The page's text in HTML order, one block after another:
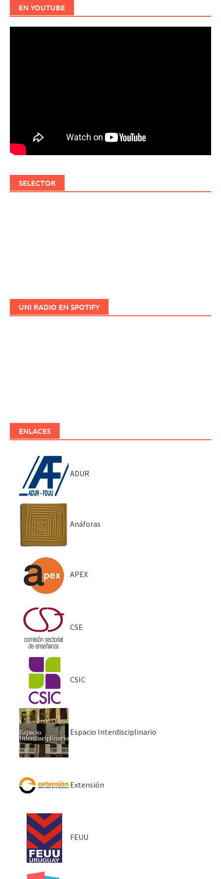
EN YOUTUBE
SELECTOR
UNI RADIO EN SPOTIFY
ENLACES
ADUR
Anáforas
APEX
CSE
CSIC
Espacio Interdisciplinario
Extensión
FEUU